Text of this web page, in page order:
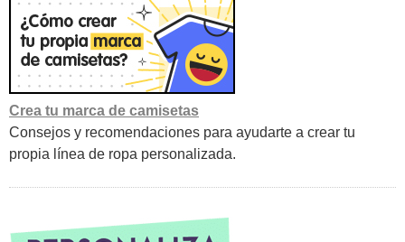
Crea tu marca de camisetas
Consejos y recomendaciones para ayudarte a crear tu
propia línea de ropa personalizada.